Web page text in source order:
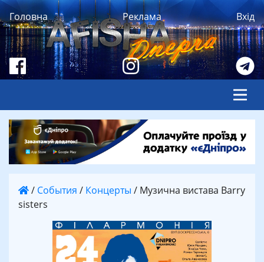
Головна Реклама Вхід
/ События / Концерты / Музична вистава Barry
sisters